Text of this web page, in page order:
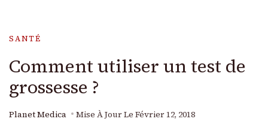
SANTÉ
Comment utiliser un test de
grossesse ?
Planet Medica Mise À Jour Le Février 12, 2018